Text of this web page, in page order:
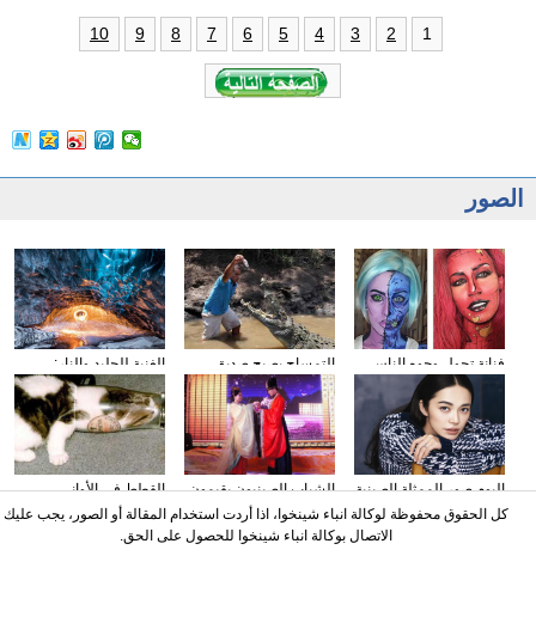
1
2
3
4
5
6
7
8
9
10
الصور
الغنية للجليد والنار:
المصور يلتقط صورا في
الأنهار الجليدية
التمساح يصبح صديق
الناس في كوستا ريكا
فنانة تحول وجوه الناس
إلى الشخصيات الكرتونية
باستخدام الماكياج
القطط في الأواني
الزجاجية
الشباب الصينيون يقيمون
حفل الزفاف وفقا لطريقة
"أسرة هان"
البوم صور الممثلة الصينية
ياو تشن على مجلة
كل الحقوق محفوظة لوكالة انباء شينخوا، اذا أردت استخدام المقالة أو الصور، يجب عليك
الاتصال بوكالة انباء شينخوا للحصول على الحق.